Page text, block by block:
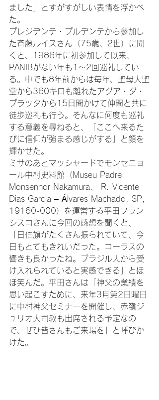
ました」とすがすがしい表情を浮かべ
た。
プレジデンテ・プルデンテから参加し
た斉藤ルイスさん（75歳、2世）に聞
くと、1986年に初参加して以来、
PANIBがない年も1～2回巡礼してい
る。中でも8年前からは毎年、聖母大聖
堂から360キロも離れたアグア・ダ・
プラッタから15日間かけて仲間と共に
徒歩巡礼も行う。そんなに何度も巡礼
する意義を尋ねると、「ここへ来るた
びに信仰が強まる感じがする」と顔を
輝かせた。
ミサのあとマッシャードでモンセニョ
ール中村史料館（Museu Padre
Monsenhor Nakamura、 R. Vicente
Dias Garcia – Álvares Machado, SP,
19160-000）を運営する平田フラン
シスコさんに今回の感想を聞くと、
「日伯旗がたくさん振られていて、今
日もとてもきれいだった。コーラスの
響きも良かったね。ブラジル人から受
け入れられていると実感できる」とほ
ほ笑んだ。平田さんは「神父の業績を
思い起こすために、来年3月第2日曜日
に中村神父セミナーを開催し、赤嶺ジ
ュリオ大司教も出席される予定なの
で、ぜひ皆さんもご来場を」と呼びか
けた。